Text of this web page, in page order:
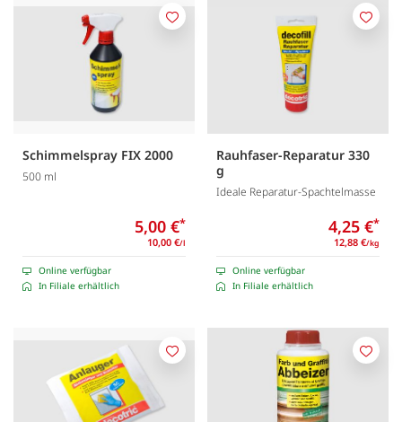
Schimmelspray FIX 2000
500 ml
5,00 €*
10,00 €/l
Online verfügbar
In Filiale erhältlich
Merken
Rauhfaser-Reparatur 330
g
Ideale Reparatur-Spachtelmasse
4,25 €*
12,88 €/kg
Online verfügbar
In Filiale erhältlich
Merken